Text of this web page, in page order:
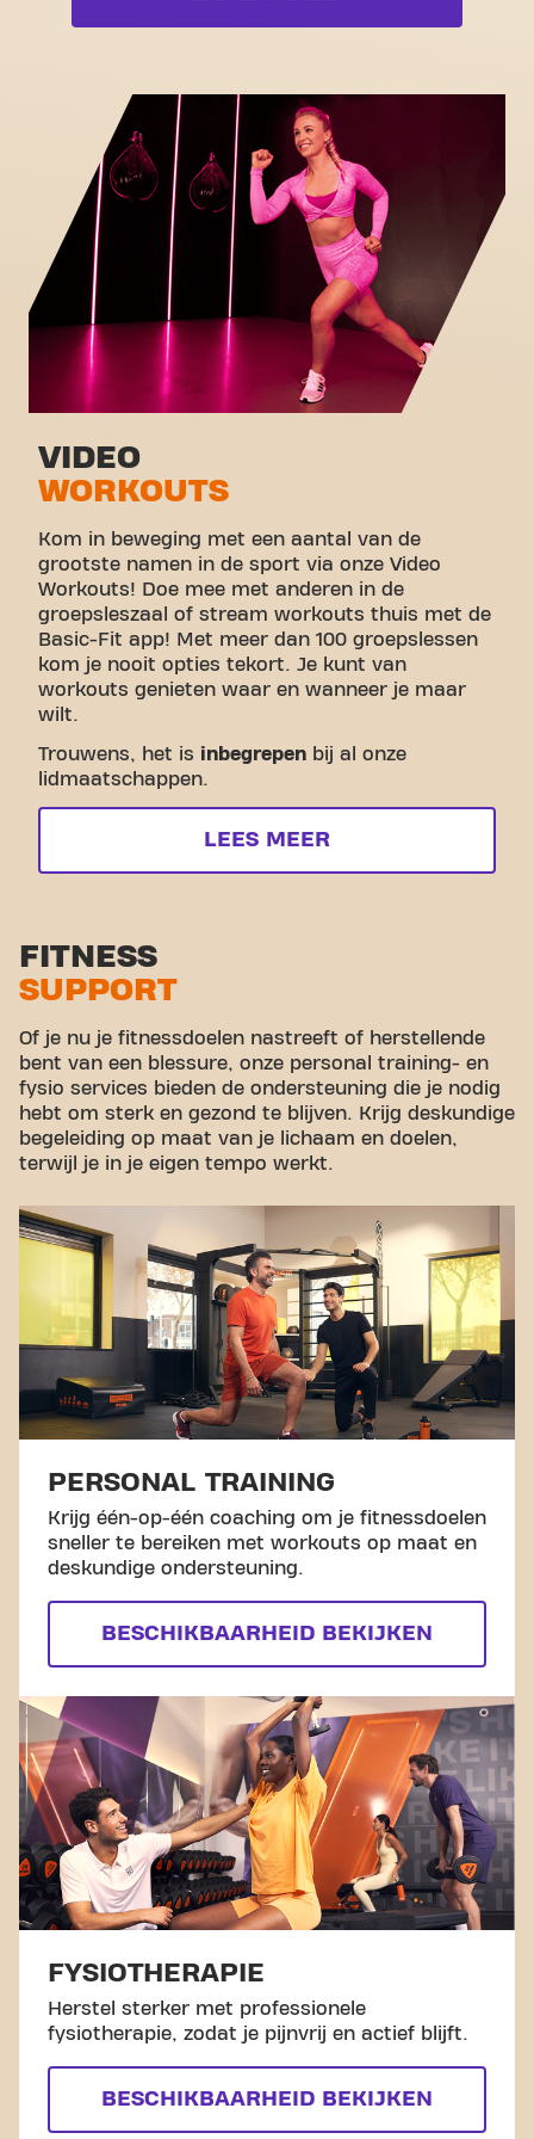
Box
Volledige lijst bekijken
Stretch zone
Virtual cycling
Rondleiding
VIDEO
WORKOUTS
Kom in beweging met een aantal van de
grootste namen in de sport via onze Video
Workouts! Doe mee met anderen in de
groepsleszaal of stream workouts thuis met de
Basic-Fit app! Met meer dan 100 groepslessen
kom je nooit opties tekort. Je kunt van
workouts genieten waar en wanneer je maar
wilt.
Trouwens, het is inbegrepen bij al onze
lidmaatschappen.
LEES MEER
FITNESS
SUPPORT
Of je nu je fitnessdoelen nastreeft of herstellende
bent van een blessure, onze personal training- en
fysio services bieden de ondersteuning die je nodig
hebt om sterk en gezond te blijven. Krijg deskundige
begeleiding op maat van je lichaam en doelen,
terwijl je in je eigen tempo werkt.
PERSONAL TRAINING
Krijg één-op-één coaching om je fitnessdoelen
sneller te bereiken met workouts op maat en
deskundige ondersteuning.
BESCHIKBAARHEID BEKIJKEN
FYSIOTHERAPIE
Herstel sterker met professionele
fysiotherapie, zodat je pijnvrij en actief blijft.
BESCHIKBAARHEID BEKIJKEN